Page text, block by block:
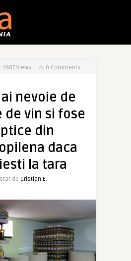
1907 Views 0 Comments
nevoie de
de vin si fose
din
daca
la tara
de Cristian E.